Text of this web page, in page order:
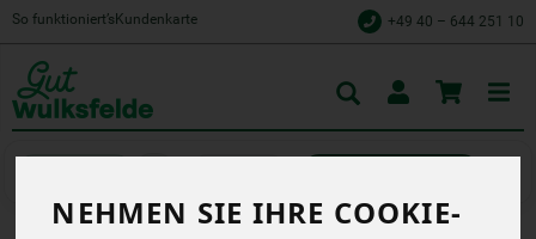
NEHMEN SIE IHRE COOKIE-
So funktioniert’s Kundenkarte +49 40 – 644 251 10
Toggle
cart